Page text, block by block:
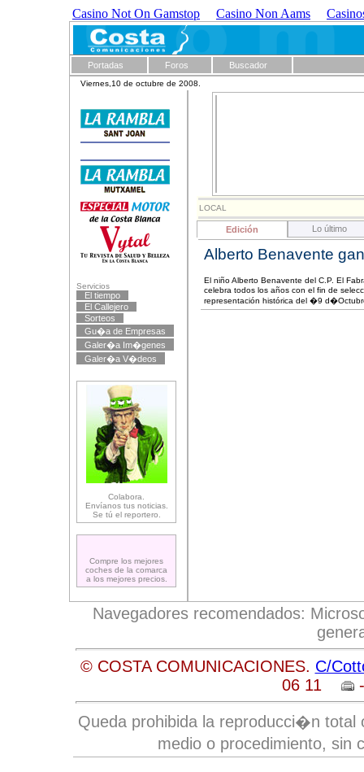
Casino Not On Gamstop Casino Non Aams
Portadas Foros Buscador
Viernes,10 de octubre de 2008.
Servicios
El tiempo
El Callejero
Sorteos
Gu�a de Empresas
Galer�a Im�genes
Galer�a V�deos
Colabora.
Envíanos tus noticias.
Se tú el reportero.
Compre los mejores
coches de la comarca
a los mejores precios.
LOCAL
Edición Lo último
Alberto Benavente
El niño Alberto Benavente del C.P. El
celebra todos los años con el fin de
representación histórica del �9
Navegadores recomendados:
© COSTA COMUNICACIONES. C/
06 11
-
Queda prohibida la reproducci�n total
medio o procedimiento, sin